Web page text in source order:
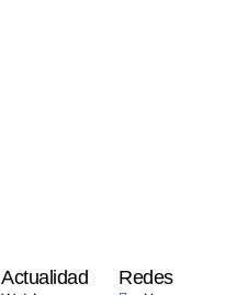
Actualidad Redes